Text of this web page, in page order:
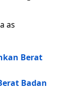
as
Berat
Badan